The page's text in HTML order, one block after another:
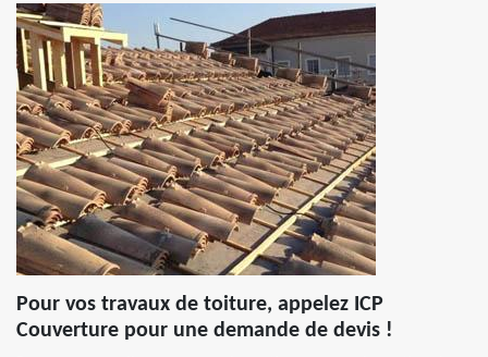
Pour vos travaux de toiture, appelez ICP
Couverture pour une demande de devis !